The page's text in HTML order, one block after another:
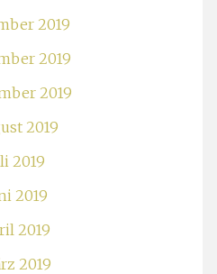
2019
2019
2019
2019
2019
2019
2019
2019